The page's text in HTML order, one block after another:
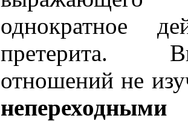
однократное
претерита.
отношений не
непереходными